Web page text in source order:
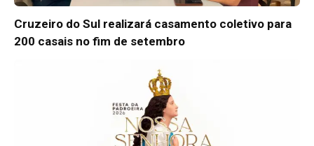
Cruzeiro do Sul realizará casamento coletivo para
200 casais no fim de setembro